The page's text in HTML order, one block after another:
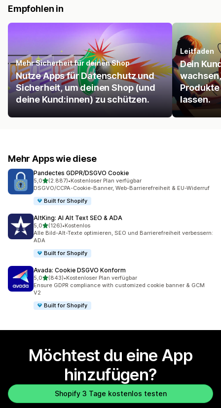
Empfohlen in
Mehr Sicherheit für deinen Shop
Nutze Apps für Datenschutz und
Sicherheit, um deinen Shop (und
deine Kund:innen) zu schützen.
Leitfaden
Dein
lassen.
Mehr Apps wie diese
Pandectes GDPR/DSGVO Cookie
5,0von 5 Sternen
(2.887)
2887 Rezensionen insgesamt
•Kostenloser Plan verfügbar
DSGVO/CCPA-Cookie-Banner, Web-Barrierefreiheit & EU-Widerruf
Built for Shopify
AltKing: AI Alt Text SEO & ADA
5,0von 5 Sternen
(126)
126 Rezensionen insgesamt
•Kostenlos
Alle Bild-Alt-Texte optimieren, SEO und Barrierefreiheit verbessern:
ADA
Built for Shopify
Avada: Cookie DSGVO Konform
5,0von 5 Sternen
(843)
843 Rezensionen insgesamt
•Kostenloser Plan verfügbar
Ensure GDPR compliance with customized cookie banner & GCM
V2
Built for Shopify
Möchtest du eine App
hinzufügen?
Shopify 3 Tage kostenlos testen